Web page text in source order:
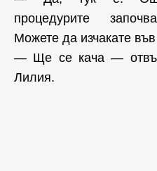
процедурите
Можете да изчакате
— Ще се кача —
Лилия.